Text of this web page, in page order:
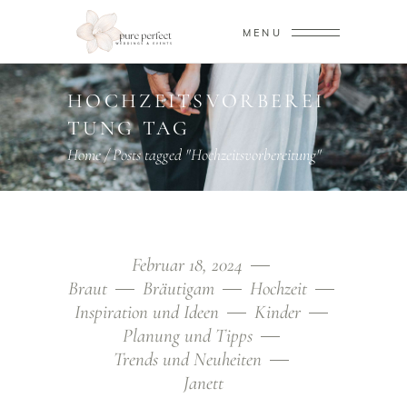
MENU
HOCHZEITSVORBEREI
TUNG TAG
Home/Posts tagged "Hochzeitsvorbereitung"
Februar 18, 2024
Braut
Bräutigam
Hochzeit
Inspiration und Ideen
Kinder
Planung und Tipps
Trends und Neuheiten
Janett